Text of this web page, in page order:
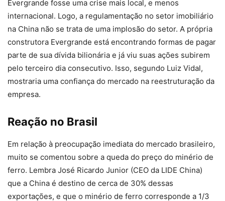
Evergrande fosse uma crise mais local, e menos
internacional. Logo, a regulamentação no setor imobiliário
na China não se trata de uma implosão do setor. A própria
construtora Evergrande está encontrando formas de pagar
parte de sua dívida bilionária e já viu suas ações subirem
pelo terceiro dia consecutivo. Isso, segundo Luiz Vidal,
mostraria uma confiança do mercado na reestruturação da
empresa.
Reação no Brasil
Em relação à preocupação imediata do mercado brasileiro,
muito se comentou sobre a queda do preço do minério de
ferro. Lembra José Ricardo Junior (CEO da LIDE China)
que a China é destino de cerca de 30% dessas
exportações, e que o minério de ferro corresponde a 1/3